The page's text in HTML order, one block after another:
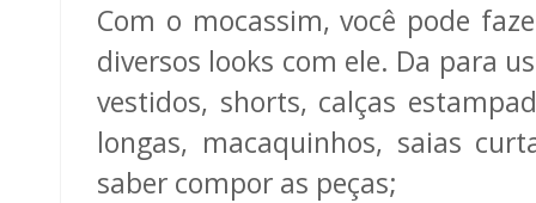
Com o mocassim, você pode
diversos looks com ele. Da para
vestidos, shorts, calças
longas, macaquinhos, saias
saber compor as peças;